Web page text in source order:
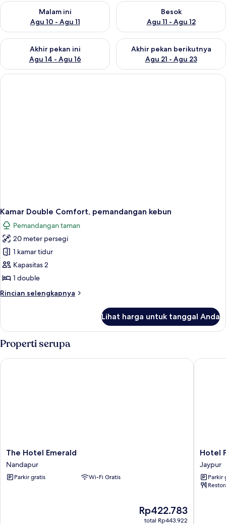
Malam ini
Agu 10 - Agu 11
Periksa ketersediaan untuk malam ini Agu 10 - Agu 11
Besok
Agu 11 - Agu 12
Periksa ketersediaan untuk
Akhir pekan ini
Agu 14 - Agu 16
Periksa ketersediaan untuk akhir pekan ini Agu 14 - Agu 16
Akhir pekan berikutnya
Agu 21 - Agu 23
Periksa ketersediaan untuk
Kamar Double Comfort, pemandangan kebun
Pemandangan taman
20 meter persegi
1 kamar tidur
Kapasitas 2
1 double
Rincian selengkapnya
Rincian
Kamar
Double
Comfort,
pemandangan
kebun
Lihat harga untuk tanggal Anda
Properti serupa
The
Hotel
Emerald
Nandapur
The Hotel Emerald
Nandapur
Parkir gratis Wi-Fi Gratis
Harga
sekarang
Rp422.783
total Rp443.922
The Hotel Emerald
Hotel
Princess
Jaypur
Hotel
Jaypur
Parkir
Hotel